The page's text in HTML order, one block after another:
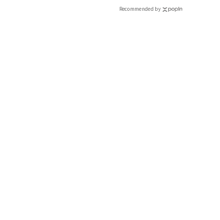
Recommended by